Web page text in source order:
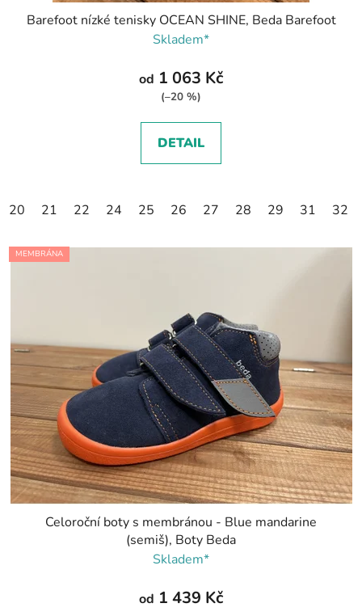
Barefoot nízké tenisky OCEAN SHINE, Beda Barefoot
Skladem*
od 1 063 Kč
(–20 %)
DETAIL
20 21 22 24 25 26 27 28 29 31 32
MEMBRÁNA
Celoroční boty s membránou - Blue mandarine
(semiš), Boty Beda
Skladem*
od 1 439 Kč